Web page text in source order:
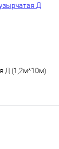
Д (1,2м*10м)